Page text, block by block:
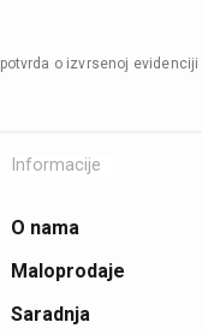
potvrda o izvrsenoj
Informacije
O nama
Maloprodaje
Saradnja